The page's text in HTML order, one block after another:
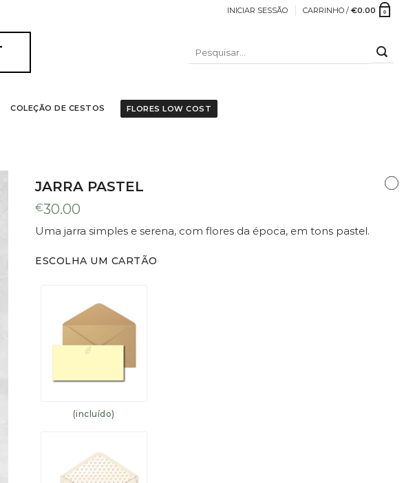
INICIAR SESSÃO CARRINHO / €0.00 0
PESQUISAR
POR:
COLEÇÃO DE CESTOS FLORES LOW COST
JARRA PASTEL
€30.00
Uma jarra simples e serena, com flores da época, em tons pastel.
ESCOLHA UM CARTÃO
(incluído)